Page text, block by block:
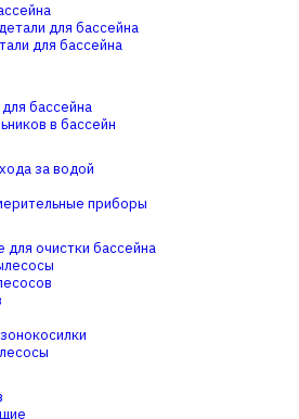
для бассейна
для бассейна
бассейна
в бассейн
за водой
приборы
для очистки бассейна